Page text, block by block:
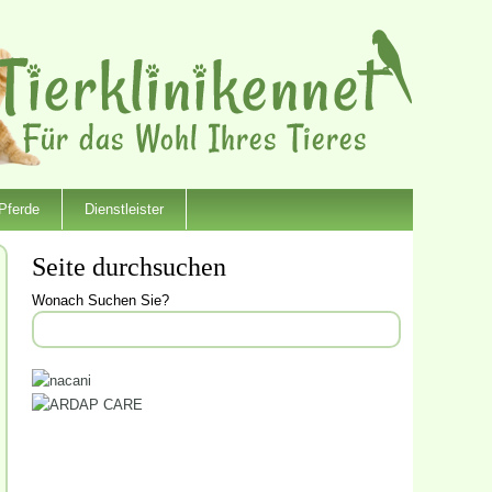
Dienstleister
Seite durchsuchen
Wonach Suchen Sie?